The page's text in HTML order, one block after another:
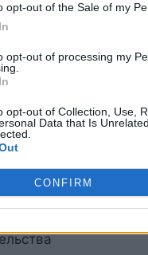
opt-out of the Sale of my
opt-out of processing my
opt-out of Collection, Use,
Data that Is
CONFIRM
него предлагают
от НО: отсрочка
для граждан РФ
в отставку не